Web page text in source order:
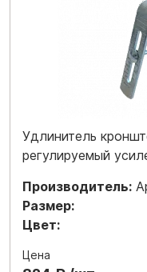
Удлинитель
регулируемый
Производитель:
Размер:
Цвет:
Цена